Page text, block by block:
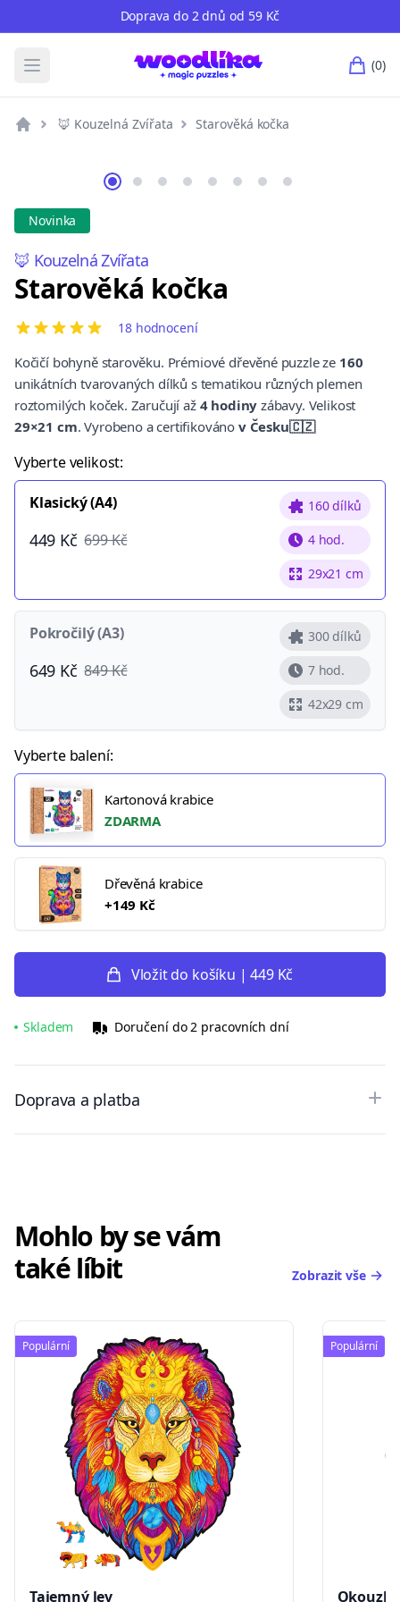
Doprava do 2 dnů od 59 Kč
Otevřete hlavní nabídku (0)
🦊 Kouzelná Zvířata Starověká kočka
Novinka
🦊 Kouzelná Zvířata
Starověká kočka
5 out of 5 stars 18 hodnocení
Kočičí bohyně starověku. Prémiové dřevěné puzzle ze 160
unikátních tvarovaných dílků s tematikou různých plemen
roztomilých koček. Zaručují až 4 hodiny zábavy. Velikost
29×21 cm. Vyrobeno a certifikováno v Česku🇨🇿
Vyberte velikost:
Klasický (A4)
449 Kč 699 Kč
160 dílků
4 hod.
29x21 cm
Pokročilý (A3)
649 Kč 849 Kč
300 dílků
7 hod.
42x29 cm
Vyberte balení:
Kartonová krabice
ZDARMA
Dřevěná krabice
+149 Kč
Vložit do košíku | 449 Kč
Skladem Doručení do 2 pracovních dní
Doprava a platba
Mohlo by se vám
také líbit
Zobrazit vše
Tajemný lev
Populární Populární